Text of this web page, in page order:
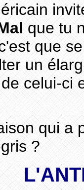
que tu
que
un
celui-ci
qui a
?